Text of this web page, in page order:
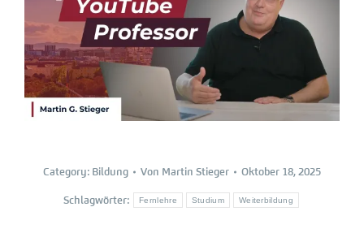
Category: Bildung Von Martin Stieger Oktober 18, 2025
Schlagwörter: Fernlehre Studium Weiterbildung